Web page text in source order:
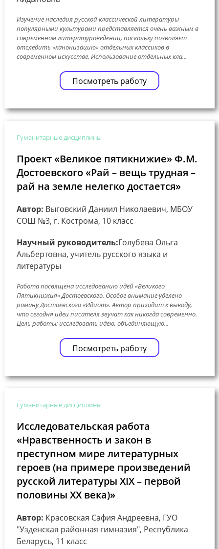
Изучение наследия русской классической литературы
популярными культурами представляется очень важным в
современном литературоведении, поскольку позволяет
отследить «канонизацию» отдельных классиков в
современном искусстве. Использование отдельных кла...
Посмотреть работу
Гуманитарные дисциплины
Проект «Великое пятикнижие» Ф.М.
Достоевского «Рай – вещь трудная –
рай на земле нелегко достается»
Автор: Выговский Даниил Николаевич, МБОУ
СОШ №3, г. Кострома, 10 класс
Научный руководитель:Голубева Ольга
Альбертовна, учитель русского языка и
литературы
Работа посвящена исследованию идей «Великого
Пятикнижия» Достоевского. Особое внимание уделено
роману Достоевского «Идиот». Автор приходит к выводу,
что сегодня идеи писателя звучат как никогда современно.
Цель работы: исследовать идею, объединяющую...
Посмотреть работу
Гуманитарные дисциплины
Исследовательская работа
«Нравственность и закон в
преступном мире литературных
героев (на примере произведений
русской литературы XIX – первой
половины XX века)»
Автор: Красовская Сафия Андреевна, ГУО
"Узденская районная гимназия", Республика
Беларусь, 11 класс